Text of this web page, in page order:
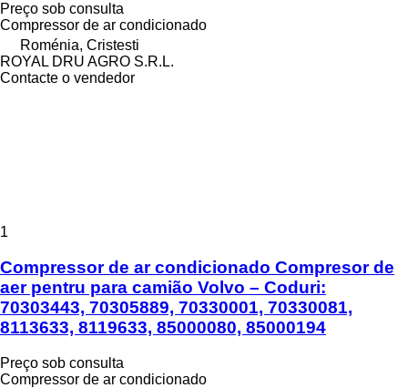
Preço sob consulta
Compressor de ar condicionado
Roménia, Cristesti
ROYAL DRU AGRO S.R.L.
Contacte o vendedor
1
Compressor de ar condicionado Compresor de
aer pentru para camião Volvo – Coduri:
70303443, 70305889, 70330001, 70330081,
8113633, 8119633, 85000080, 85000194
Preço sob consulta
Compressor de ar condicionado